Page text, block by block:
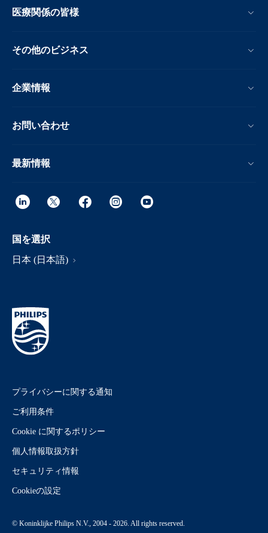
医療関係の皆様
その他のビジネス
企業情報
お問い合わせ
最新情報
国を選択
日本 (日本語)
プライバシーに関する通知
ご利用条件
Cookie に関するポリシー
個人情報取扱方針
セキュリティ情報
Cookieの設定
© Koninklijke Philips N.V., 2004 - 2026. All rights reserved.